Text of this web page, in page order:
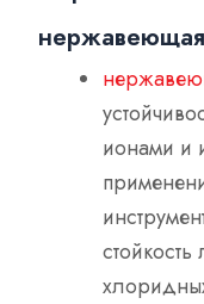
нержавеющая
ионами и